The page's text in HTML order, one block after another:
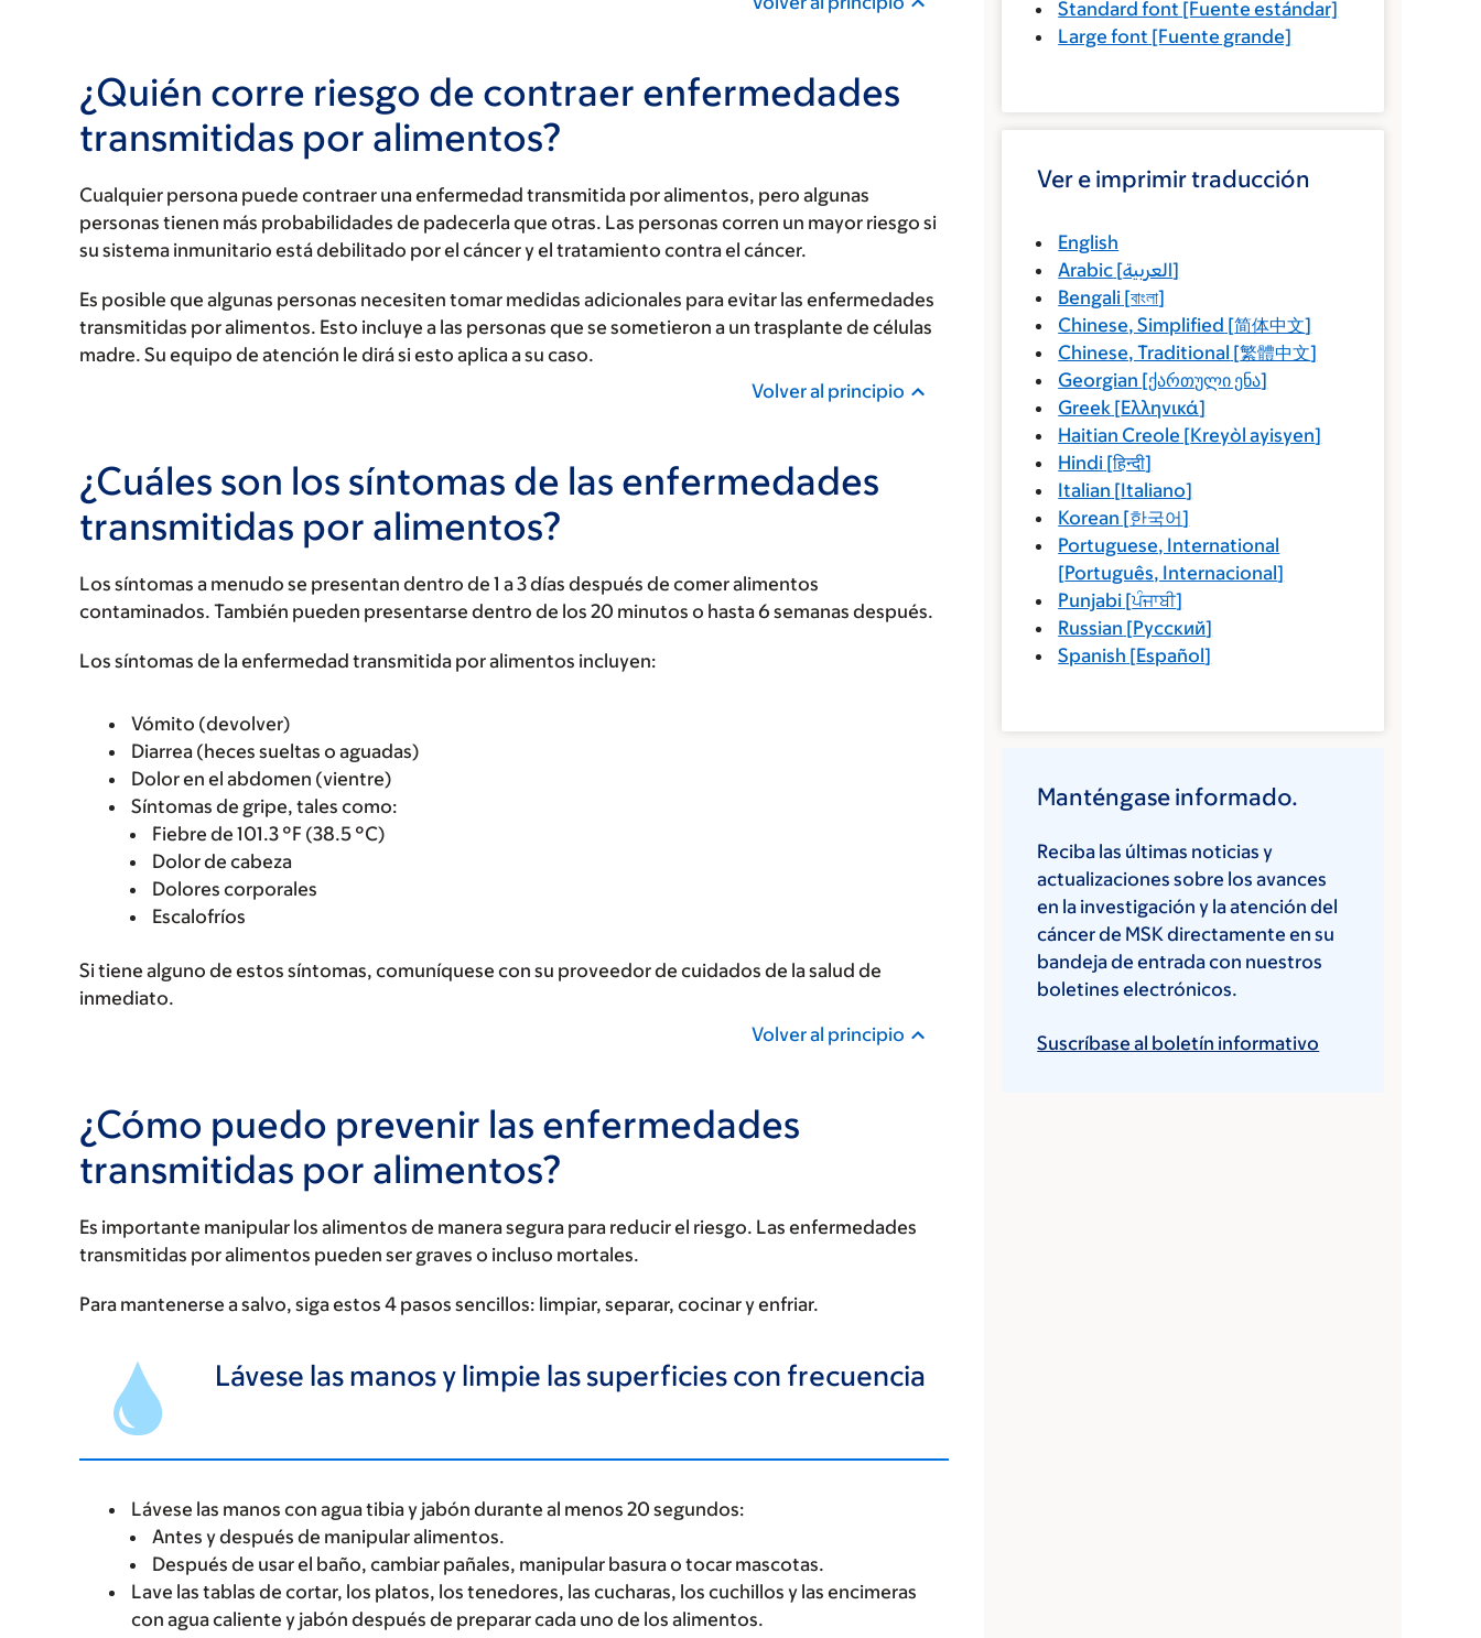
¿Quién corre riesgo de contraer enfermedades
transmitidas por alimentos?
Cualquier persona puede contraer una enfermedad transmitida por alimentos, pero algunas
personas tienen más probabilidades de padecerla que otras. Las personas corren un mayor riesgo si
su sistema inmunitario está debilitado por el cáncer y el tratamiento contra el cáncer.
Es posible que algunas personas necesiten tomar medidas adicionales para evitar las enfermedades
transmitidas por alimentos. Esto incluye a las personas que se sometieron a un trasplante de células
madre. Su equipo de atención le dirá si esto aplica a su caso.
Volver al principio
¿Cuáles son los síntomas de las enfermedades
transmitidas por alimentos?
Los síntomas a menudo se presentan dentro de 1 a 3 días después de comer alimentos
contaminados. También pueden presentarse dentro de los 20 minutos o hasta 6 semanas después.
Los síntomas de la enfermedad transmitida por alimentos incluyen:
Vómito (devolver)
Diarrea (heces sueltas o aguadas)
Dolor en el abdomen (vientre)
Síntomas de gripe, tales como:
Fiebre de 101.3 °F (38.5 °C)
Dolor de cabeza
Dolores corporales
Escalofríos
Si tiene alguno de estos síntomas, comuníquese con su proveedor de cuidados de la salud de
inmediato.
Volver al principio
¿Cómo puedo prevenir las enfermedades
transmitidas por alimentos?
Es importante manipular los alimentos de manera segura para reducir el riesgo. Las enfermedades
transmitidas por alimentos pueden ser graves o incluso mortales.
Para mantenerse a salvo, siga estos 4 pasos sencillos: limpiar, separar, cocinar y enfriar.
Lávese las manos y limpie las superficies con frecuencia
Lávese las manos con agua tibia y jabón durante al menos 20 segundos:
Antes y después de manipular alimentos.
Después de usar el baño, cambiar pañales, manipular basura o tocar mascotas.
Lave las tablas de cortar, los platos, los tenedores, las cucharas, los cuchillos y las encimeras
con agua caliente y jabón después de preparar cada uno de los alimentos.
Standard font [Fuente estándar]
Large font [Fuente grande]
Ver e imprimir traducción
English
Arabic [العربية]
Bengali [বাংলা]
Chinese, Simplified [简体中文]
Chinese, Traditional [繁體中文]
Georgian [ქართული ენა]
Greek [Ελληνικά]
Haitian Creole [Kreyòl ayisyen]
Hindi [हिन्दी]
Italian [Italiano]
Korean [한국어]
Portuguese, International
[Português, Internacional]
Punjabi [ਪੰਜਾਬੀ]
Russian [Русский]
Spanish [Español]
Manténgase informado.
Reciba las últimas noticias y
actualizaciones sobre los avances
en la investigación y la atención del
cáncer de MSK directamente en su
bandeja de entrada con nuestros
boletines electrónicos.
Suscríbase al boletín informativo